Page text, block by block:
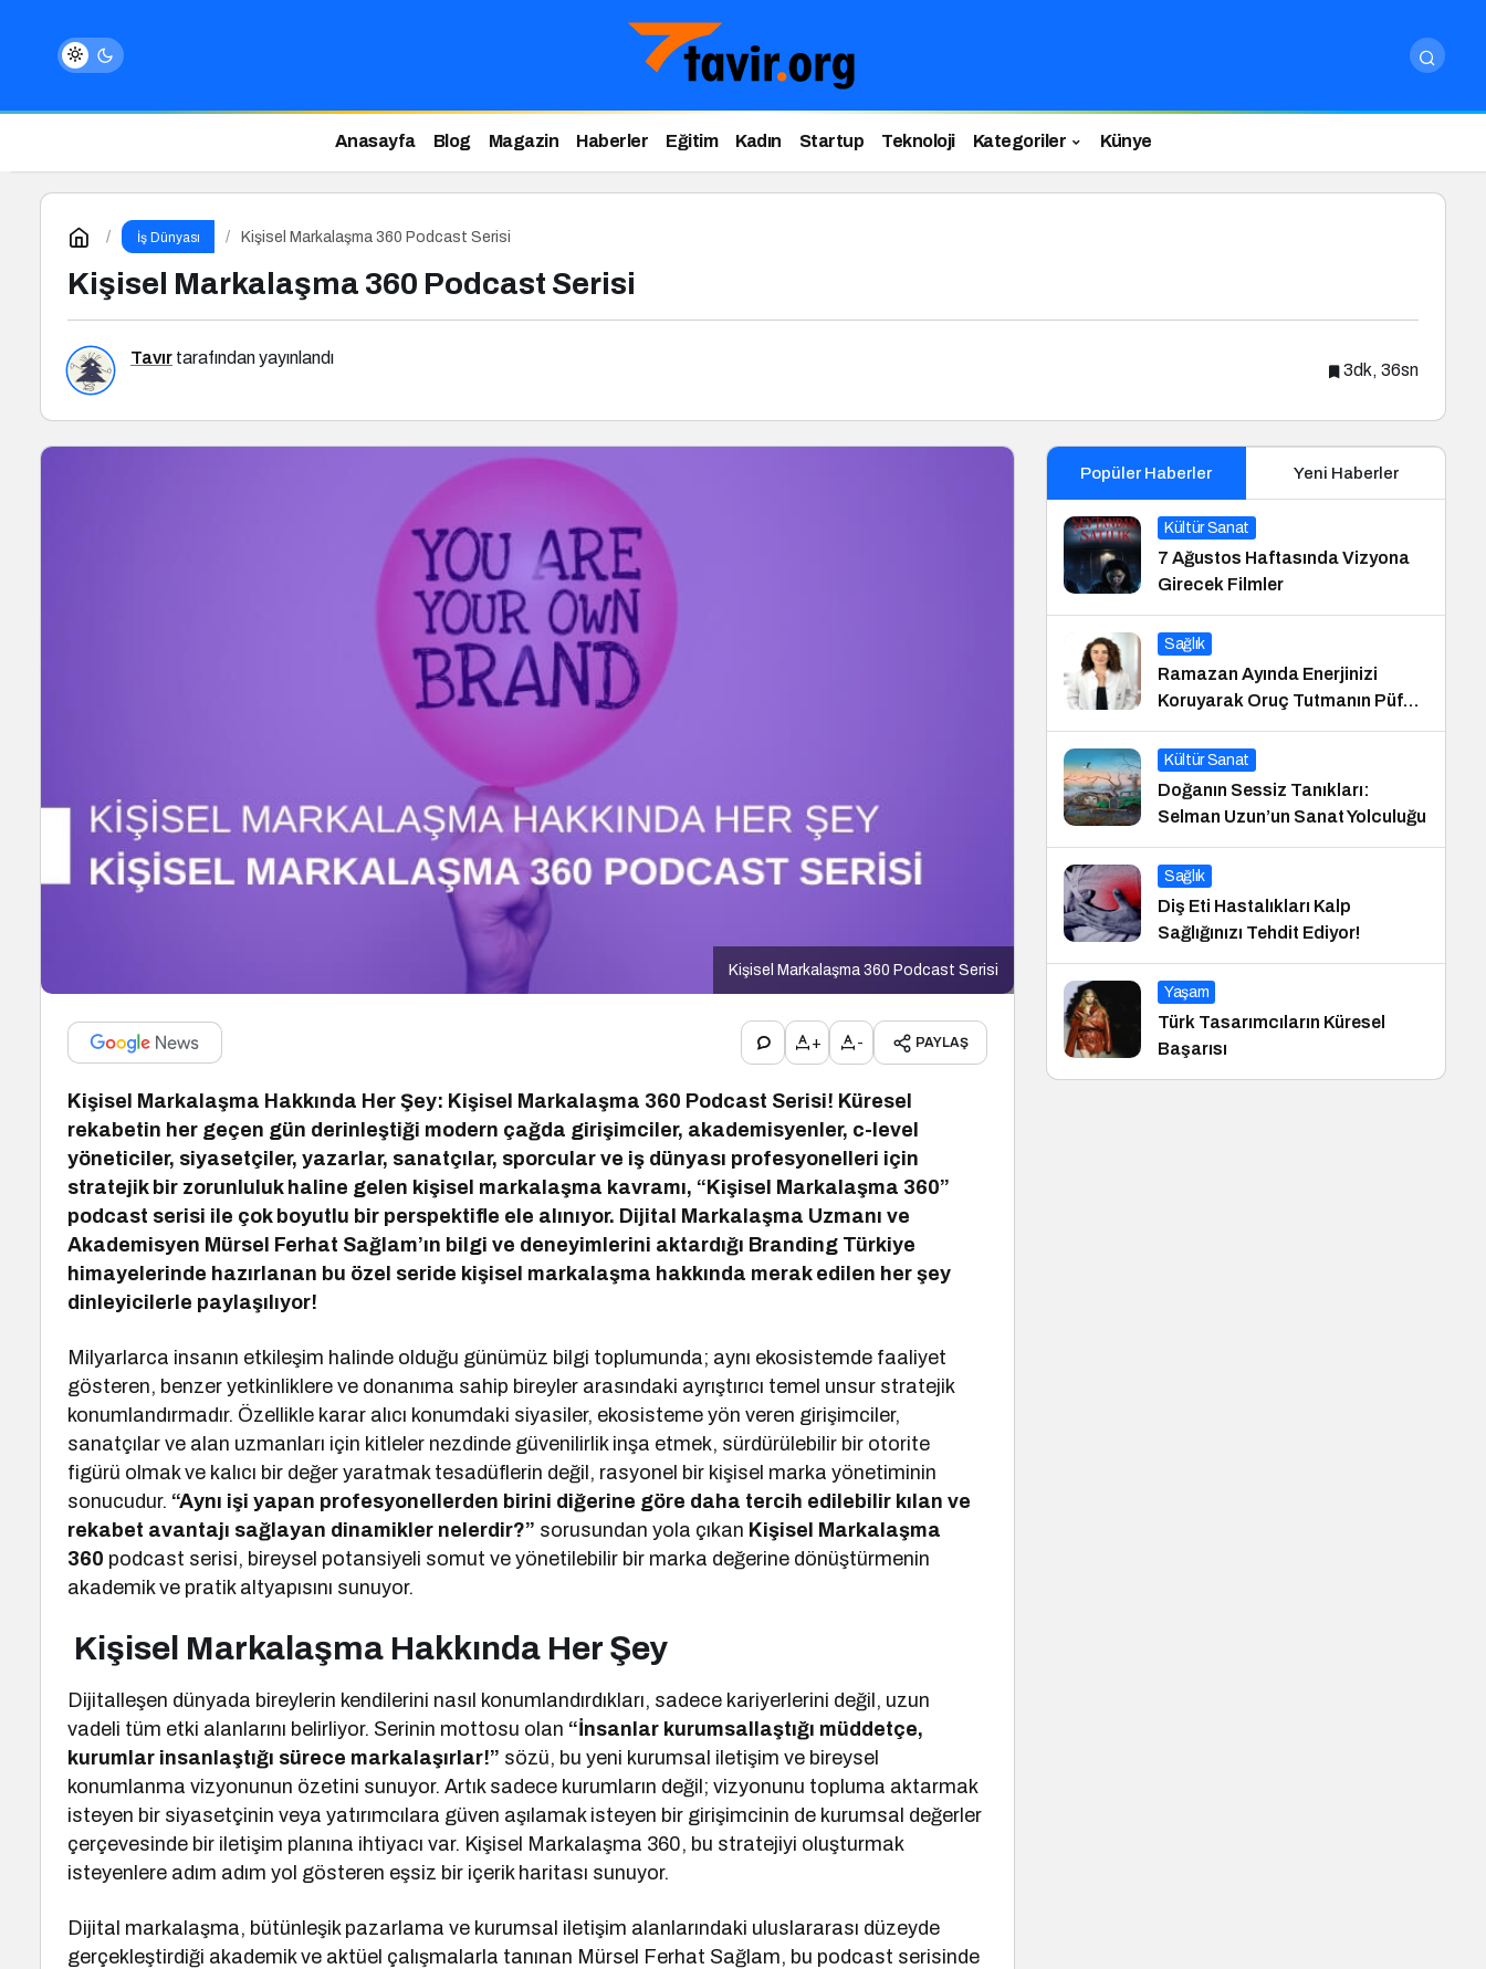
Anasayfa Blog Magazin Haberler Eğitim Kadın Startup Teknoloji Kategoriler Künye
İş Dünyası Kişisel Markalaşma 360 Podcast Serisi
Kişisel Markalaşma 360 Podcast Serisi
Tavır tarafından yayınlandı
3dk, 36sn
Kişisel Markalaşma 360 Podcast Serisi
+ - PAYLAŞ
Kişisel Markalaşma Hakkında Her Şey: Kişisel Markalaşma 360 Podcast Serisi! Küresel
rekabetin her geçen gün derinleştiği modern çağda girişimciler, akademisyenler, c-level
yöneticiler, siyasetçiler, yazarlar, sanatçılar, sporcular ve iş dünyası profesyonelleri için
stratejik bir zorunluluk haline gelen kişisel markalaşma kavramı, “Kişisel Markalaşma 360”
podcast serisi ile çok boyutlu bir perspektifle ele alınıyor. Dijital Markalaşma Uzmanı ve
Akademisyen Mürsel Ferhat Sağlam’ın bilgi ve deneyimlerini aktardığı Branding Türkiye
himayelerinde hazırlanan bu özel seride kişisel markalaşma hakkında merak edilen her şey
dinleyicilerle paylaşılıyor!
Milyarlarca insanın etkileşim halinde olduğu günümüz bilgi toplumunda; aynı ekosistemde faaliyet
gösteren, benzer yetkinliklere ve donanıma sahip bireyler arasındaki ayrıştırıcı temel unsur stratejik
konumlandırmadır. Özellikle karar alıcı konumdaki siyasiler, ekosisteme yön veren girişimciler,
sanatçılar ve alan uzmanları için kitleler nezdinde güvenilirlik inşa etmek, sürdürülebilir bir otorite
figürü olmak ve kalıcı bir değer yaratmak tesadüflerin değil, rasyonel bir kişisel marka yönetiminin
sonucudur. “Aynı işi yapan profesyonellerden birini diğerine göre daha tercih edilebilir kılan ve
rekabet avantajı sağlayan dinamikler nelerdir?” sorusundan yola çıkan Kişisel Markalaşma
360 podcast serisi, bireysel potansiyeli somut ve yönetilebilir bir marka değerine dönüştürmenin
akademik ve pratik altyapısını sunuyor.
Kişisel Markalaşma Hakkında Her Şey
Dijitalleşen dünyada bireylerin kendilerini nasıl konumlandırdıkları, sadece kariyerlerini değil, uzun
vadeli tüm etki alanlarını belirliyor. Serinin mottosu olan “İnsanlar kurumsallaştığı müddetçe,
kurumlar insanlaştığı sürece markalaşırlar!” sözü, bu yeni kurumsal iletişim ve bireysel
konumlanma vizyonunun özetini sunuyor. Artık sadece kurumların değil; vizyonunu topluma aktarmak
isteyen bir siyasetçinin veya yatırımcılara güven aşılamak isteyen bir girişimcinin de kurumsal değerler
çerçevesinde bir iletişim planına ihtiyacı var. Kişisel Markalaşma 360, bu stratejiyi oluşturmak
isteyenlere adım adım yol gösteren eşsiz bir içerik haritası sunuyor.
Dijital markalaşma, bütünleşik pazarlama ve kurumsal iletişim alanlarındaki uluslararası düzeyde
gerçekleştirdiği akademik ve aktüel çalışmalarla tanınan Mürsel Ferhat Sağlam, bu podcast serisinde
Popüler Haberler Yeni Haberler
Kültür Sanat
7 Ağustos Haftasında Vizyona
Girecek Filmler
Sağlık
Ramazan Ayında Enerjinizi
Koruyarak Oruç Tutmanın Püf
Noktaları
Kültür Sanat
Doğanın Sessiz Tanıkları:
Selman Uzun’un Sanat Yolculuğu
Sağlık
Diş Eti Hastalıkları Kalp
Sağlığınızı Tehdit Ediyor!
Yaşam
Türk Tasarımcıların Küresel
Başarısı